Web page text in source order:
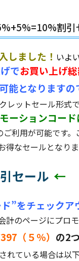
割引
しました！ いよ
でお買い上げ
能となりますの
レットセール形式
ーションコー
利用が可能です。
得なセールとなり
セール ←
”をチェック
計のページにプロ
（５％） の2
れている場合は以